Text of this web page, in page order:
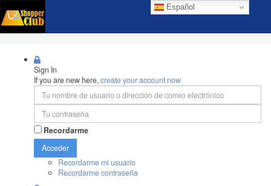
Español
Sign In
If you are new here,create your account now
Recordarme
Acceder
Recordarme mi usuario
Recordarme contraseña